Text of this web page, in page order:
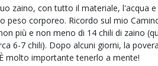
zaino, con tutto il materiale, l'acqua
peso corporeo. Ricordo sul mio
più e non meno di 14 chili di zaino
6-7 chili). Dopo alcuni giorni, la
molto importante tenerlo a mente!